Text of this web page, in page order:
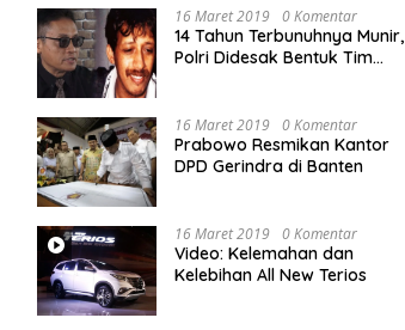
16 Maret 2019 0 Komentar
14 Tahun Terbunuhnya Munir,
Polri Didesak Bentuk Tim
16 Maret 2019 0 Komentar
Prabowo Resmikan Kantor
DPD Gerindra di Banten
16 Maret 2019 0 Komentar
Video: Kelemahan dan
Kelebihan All New Terios